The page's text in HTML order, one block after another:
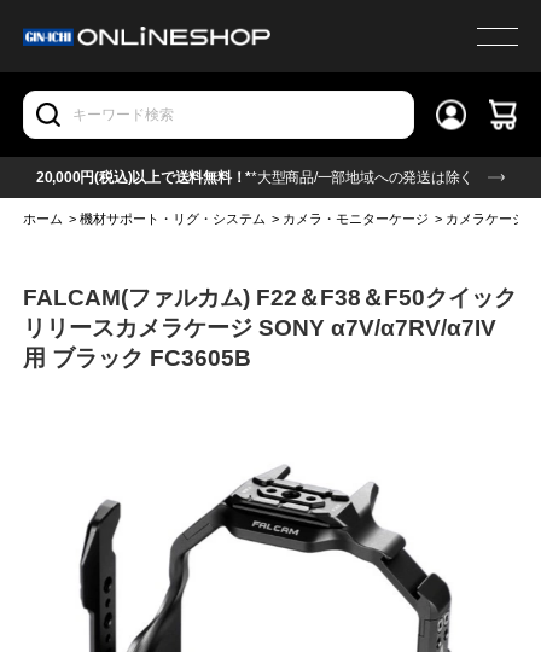
20,000円(税込)以上で送料無料！**大型商品/一部地域への発送は除く
ホーム >機材サポート・リグ・システム > カメラ・モニターケージ > カメラケージ
FALCAM(ファルカム) F22＆F38＆F50クイック
リリースカメラケージ SONY α7V/α7RV/α7IV
用 ブラック FC3605B